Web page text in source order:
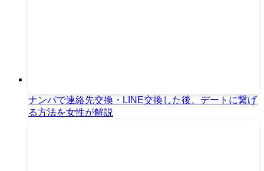
ナンパで連絡先交換・LINE交換した後、デートに繋げ
る方法を女性が解説